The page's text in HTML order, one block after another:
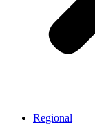
Regional